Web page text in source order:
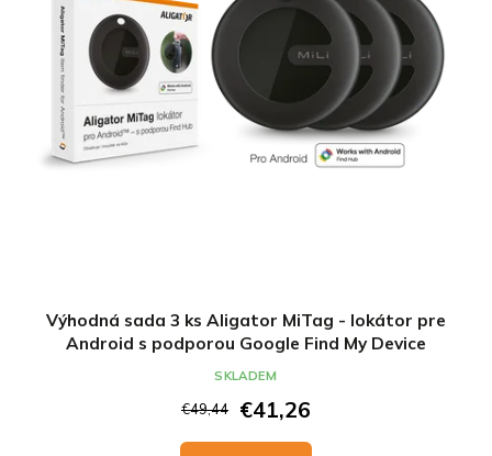
Výhodná sada 3 ks Aligator MiTag - lokátor pre
Android s podporou Google Find My Device
€49,44 €41,26
SKLADEM